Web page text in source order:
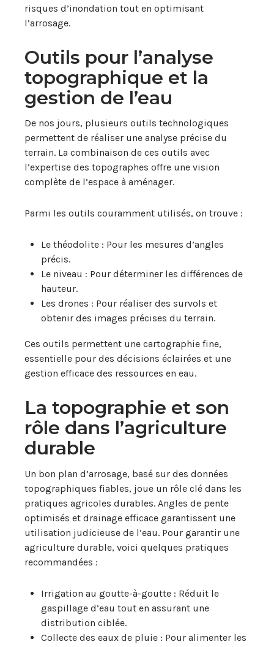
risques d’inondation tout en optimisant
l’arrosage.
Outils pour l’analyse
topographique et la
gestion de l’eau
De nos jours, plusieurs outils technologiques
permettent de réaliser une analyse précise du
terrain. La combinaison de ces outils avec
l’expertise des topographes offre une vision
complète de l’espace à aménager.
Parmi les outils couramment utilisés, on trouve :
Le théodolite : Pour les mesures d’angles
précis.
Le niveau : Pour déterminer les différences de
hauteur.
Les drones : Pour réaliser des survols et
obtenir des images précises du terrain.
Ces outils permettent une cartographie fine,
essentielle pour des décisions éclairées et une
gestion efficace des ressources en eau.
La topographie et son
rôle dans l’agriculture
durable
Un bon plan d’arrosage, basé sur des données
topographiques fiables, joue un rôle clé dans les
pratiques agricoles durables. Angles de pente
optimisés et drainage efficace garantissent une
utilisation judicieuse de l’eau. Pour garantir une
agriculture durable, voici quelques pratiques
recommandées :
Irrigation au goutte-à-goutte : Réduit le
gaspillage d’eau tout en assurant une
distribution ciblée.
Collecte des eaux de pluie : Pour alimenter les